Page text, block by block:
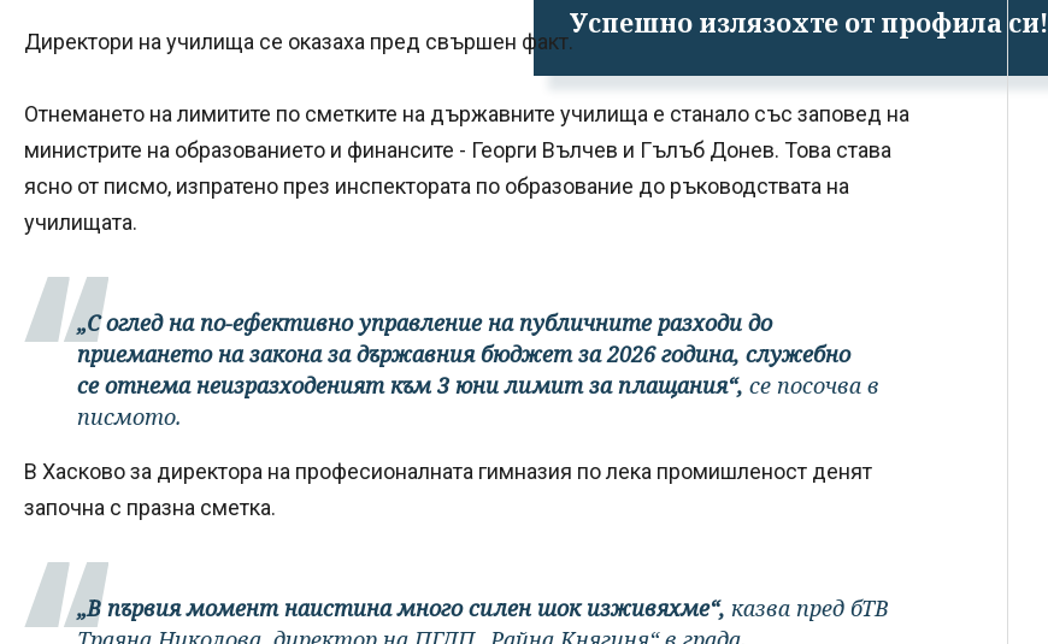
Успешно излязохте от профила си!
Директори на училища се оказаха пред свършен факт.
Отнемането на лимитите по сметките на държавните училища е станало със заповед на
министрите на образованието и финансите - Георги Вълчев и Гълъб Донев. Това става
ясно от писмо, изпратено през инспектората по образование до ръководствата на
училищата.
„С оглед на по-ефективно управление на публичните разходи до
приемането на закона за държавния бюджет за 2026 година, служебно
се отнема неизразходеният към 3 юни лимит за плащания“, се посочва в
писмото.
В Хасково за директора на професионалната гимназия по лека промишленост денят
започна с празна сметка.
„В първия момент наистина много силен шок изживяхме“, казва пред бТВ